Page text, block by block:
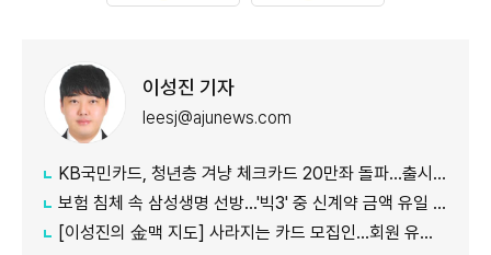
이성진 기자
leesj@ajunews.com
KB국민카드, 청년층 겨냥 체크카드 20만좌 돌파…출시 8개월만
보험 침체 속 삼성생명 선방…'빅3' 중 신계약 금액 유일 증가
[이성진의 金맥 지도] 사라지는 카드 모집인…회원 유치도 '디지털 전환'